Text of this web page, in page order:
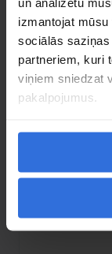
izmantojat
sociālās
partneriem, kuri
viņiem sniedzat
pakalpojumus.